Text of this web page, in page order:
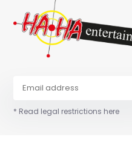
* Read legal restrictions here